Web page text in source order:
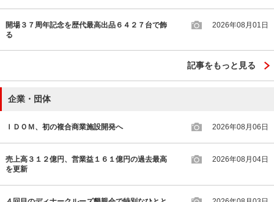
開場３７周年記念を歴代最高出品６４２７台で飾
る
2026年08月01日
記事をもっと見る
企業・団体
ＩＤＯＭ、初の複合商業施設開発へ 2026年08月06日
売上高３１２億円、営業益１６１億円の過去最高
を更新
2026年08月04日